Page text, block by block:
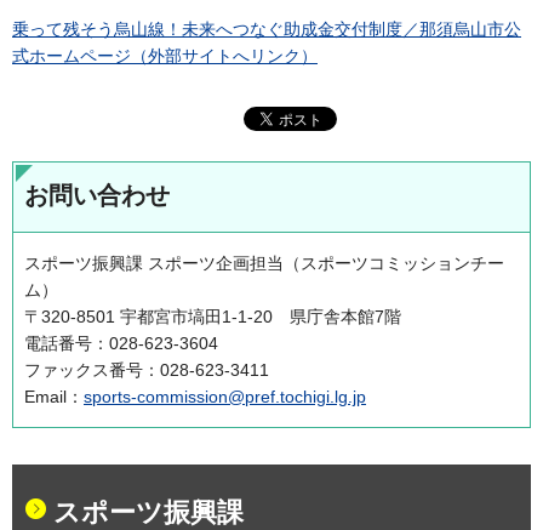
乗って残そう烏山線！未来へつなぐ助成金交付制度／那須烏山市公
式ホームページ（外部サイトへリンク）
お問い合わせ
スポーツ振興課 スポーツ企画担当（スポーツコミッションチー
ム）
〒320-8501 宇都宮市塙田1-1-20 県庁舎本館7階
電話番号：028-623-3604
ファックス番号：028-623-3411
Email： sports-commission@pref.tochigi.lg.jp
スポーツ振興課